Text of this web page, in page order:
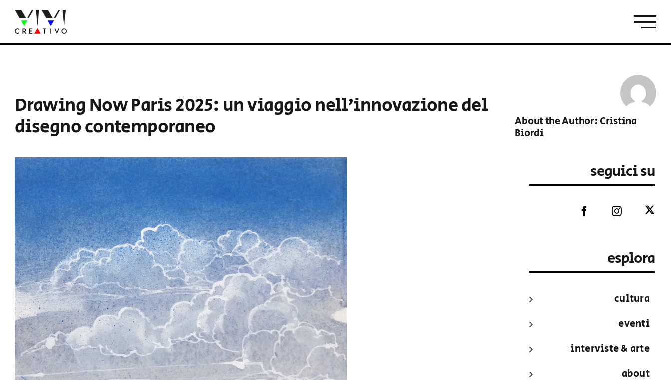
contenuto
Drawing Now Paris 2025: un viaggio nell’innovazione del
disegno contemporaneo
About the Author:Cristina
Biordi
seguici su
esplora
cultura
eventi
interviste & arte
about